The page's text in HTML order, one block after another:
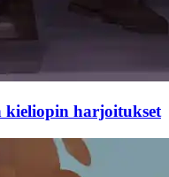
kieliopin harjoitukset